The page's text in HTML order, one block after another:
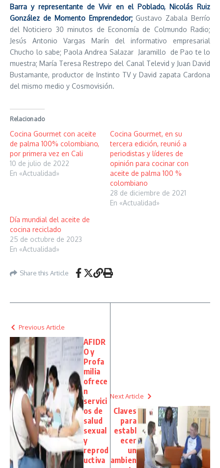
Barra y representante de Vivir en el Poblado, Nicolás Ruiz
González de Momento Emprendedor;Gustavo Zabala Berrío
del Noticiero 30 minutos de Economía de Colmundo Radio;
Jesús Antonio Vargas Marín del informativo empresarial
Chucho lo sabe; Paola Andrea Salazar Jaramillo de Pao te lo
muestra; María Teresa Restrepo del Canal Televid y Juan David
Bustamante, productor de Instinto TV y David zapata Cardona
del mismo medio y Cosmovisión.
Relacionado
Cocina Gourmet con aceite
de palma 100% colombiano,
por primera vez en Cali
10 de julio de 2022
En «Actualidad»
Cocina Gourmet, en su
tercera edición, reunió a
periodistas y líderes de
opinión para cocinar con
aceite de palma 100 %
colombiano
28 de diciembre de 2021
En «Actualidad»
Día mundial del aceite de
cocina reciclado
25 de octubre de 2023
En «Actualidad»
Share this Article
Previous Article
AFIDR
O y
Profa
milia
ofrece
n
servici
os de
salud
sexual
y
reprod
uctiva
Next Article
Claves
para
establ
ecer
un
ambien